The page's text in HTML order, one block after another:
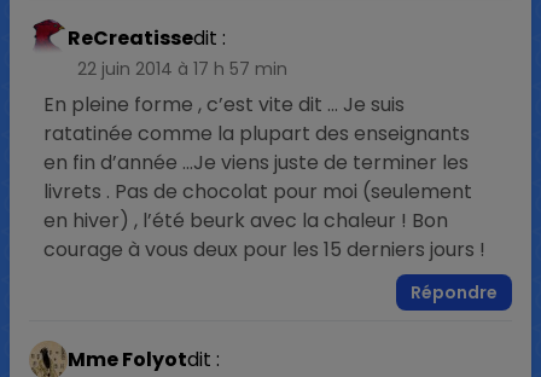
ReCreatissedit :
22 juin 2014 à 17 h 57 min
En pleine forme , c’est vite dit … Je suis
ratatinée comme la plupart des enseignants
en fin d’année …Je viens juste de terminer les
livrets . Pas de chocolat pour moi (seulement
en hiver) , l’été beurk avec la chaleur ! Bon
courage à vous deux pour les 15 derniers jours !
Répondre
Mme Folyotdit :